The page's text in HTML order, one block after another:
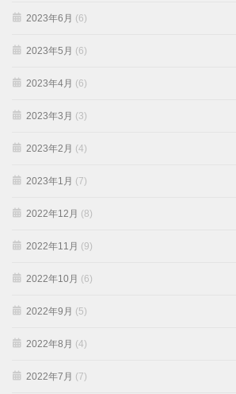
2023年6月 (6)
2023年5月 (6)
2023年4月 (6)
2023年3月 (3)
2023年2月 (4)
2023年1月 (7)
2022年12月 (8)
2022年11月 (9)
2022年10月 (6)
2022年9月 (5)
2022年8月 (4)
2022年7月 (7)